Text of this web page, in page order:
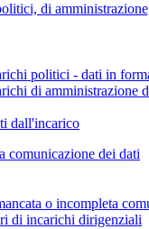
di
politici - dati in
di amministrazione
dall'incarico
comunicazione dei dati
o incompleta
di incarichi dirigenziali